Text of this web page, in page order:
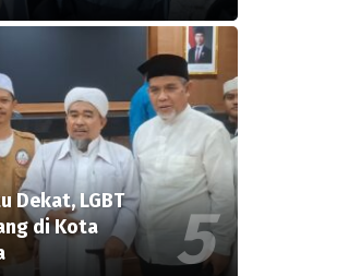
Dekat, LGBT
di Kota